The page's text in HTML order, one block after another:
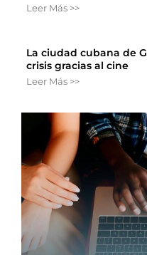
Leer Más >>
La ciudad cubana de
crisis gracias al cine
Leer Más >>